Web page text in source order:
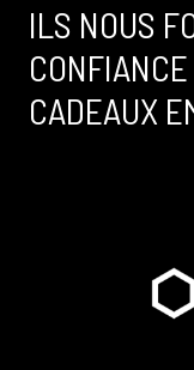
ILS NOUS
CADEAUX